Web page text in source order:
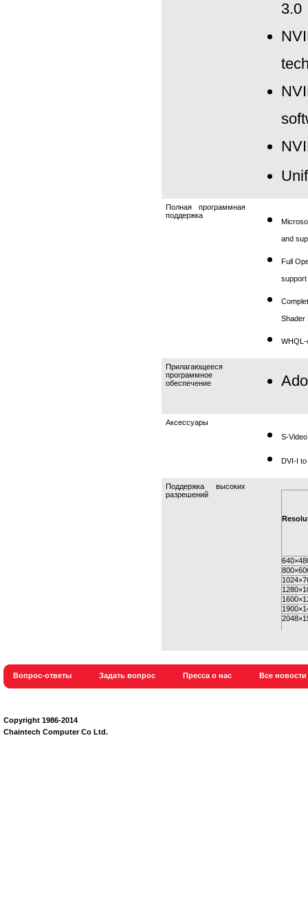
3.0
Полная программная
поддержка
and
Full
support
Shader
WHQL-
Прилагающееся
программное
обеспечение
Аксессуары
S-
DVI-I
Поддержка высоких
разрешений
Вопрос-ответы Задать вопрос Пресса о нас Все новости
Сopyright 1986-2014
Chaintech Computer Co Ltd.